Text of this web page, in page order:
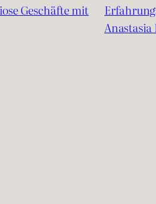
Geschäfte mit
Anastasia